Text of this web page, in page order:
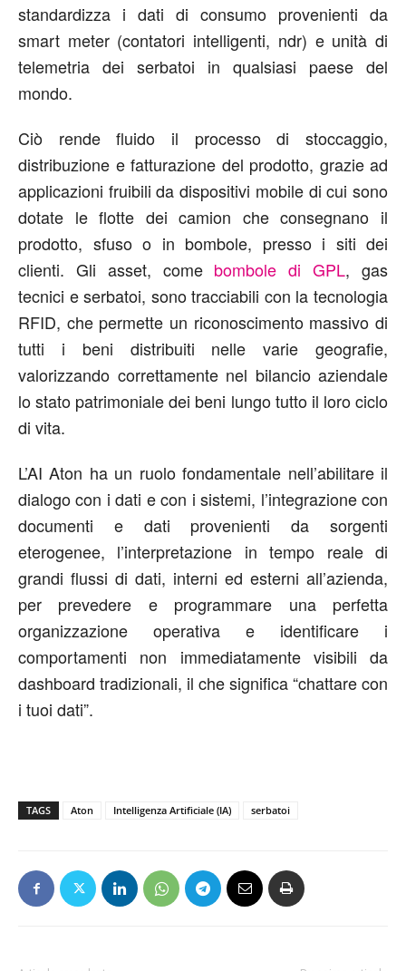
standardizza i dati di consumo provenienti da
smart meter (contatori intelligenti, ndr) e unità di
telemetria dei serbatoi in qualsiasi paese del
mondo.
Ciò rende fluido il processo di stoccaggio,
distribuzione e fatturazione del prodotto, grazie ad
applicazioni fruibili da dispositivi mobile di cui sono
dotate le flotte dei camion che consegnano il
prodotto, sfuso o in bombole, presso i siti dei
clienti. Gli asset, come bombole di GPL, gas
tecnici e serbatoi, sono tracciabili con la tecnologia
RFID, che permette un riconoscimento massivo di
tutti i beni distribuiti nelle varie geografie,
valorizzando correttamente nel bilancio aziendale
lo stato patrimoniale dei beni lungo tutto il loro ciclo
di vita.
L’AI Aton ha un ruolo fondamentale nell’abilitare il
dialogo con i dati e con i sistemi, l’integrazione con
documenti e dati provenienti da sorgenti
eterogenee, l’interpretazione in tempo reale di
grandi flussi di dati, interni ed esterni all’azienda,
per prevedere e programmare una perfetta
organizzazione operativa e identificare i
comportamenti non immediatamente visibili da
dashboard tradizionali, il che significa “chattare con
i tuoi dati”.
TAGS Aton Intelligenza Artificiale (IA) serbatoi